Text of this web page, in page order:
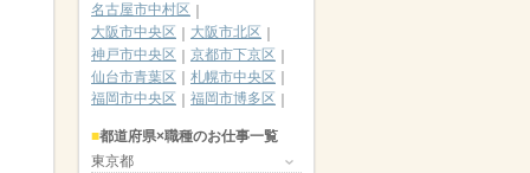
名古屋市中村区
大阪市中央区
大阪市北区
神戸市中央区
京都市下京区
仙台市青葉区
札幌市中央区
福岡市中央区
福岡市博多区
都道府県×職種のお仕事一覧
東京都